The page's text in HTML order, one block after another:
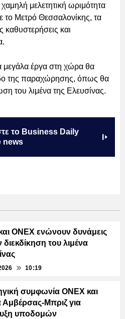
μελετητική ωριμότητα
το Μετρό Θεσσαλονίκης, τα
και
μεγάλα έργα στη χώρα θα
της παραχώρησης, όπως θα
του λιμένα της Ελευσίνας.
το Business Daily
news
ΟΝΕΧ ενώνουν δυνάμεις
διεκδίκηση του λιμένα
10:19
συμφωνία ONEX και
Αμβέρσας-Μπριζ για
υποδομών